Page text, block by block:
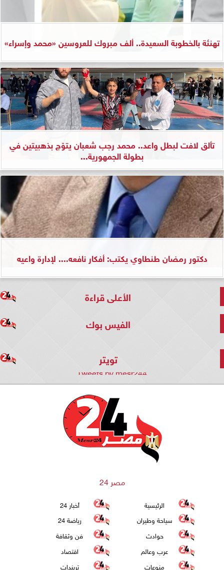
تهنئة بالخطوبة السعيدة.. ألف مبروك للعروسين «محمد وإسراء»
تألق لافت لبطل واعد.. محمد رجب شعبان يتوّج بذهبيتين في
بطولة الجمهورية...
دكتور رمضان طنطاوي يكتب: أفكار نافعه.... لإدارة واعيه
الأعلى قراءة
الفيس بوك
تويتر
Tweets by mesr244
مصر 24
الرئيسية
أخبار 24
سياحة وطيران
رياضة 24
حوادث
فن وثقافة
عرب وعالم
اقتصاد
منوعات
تريندات